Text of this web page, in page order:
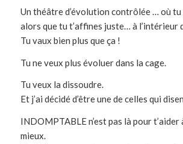
Un théâtre d’évolution contrôlée … où
alors que tu t’affines juste… à l’intérieur
Tu vaux bien plus que ça !
Tu ne veux plus évoluer dans la cage.
Tu veux la dissoudre.
Et j’ai décidé d’être une de celles qui
INDOMPTABLE n’est pas là pour
mieux.